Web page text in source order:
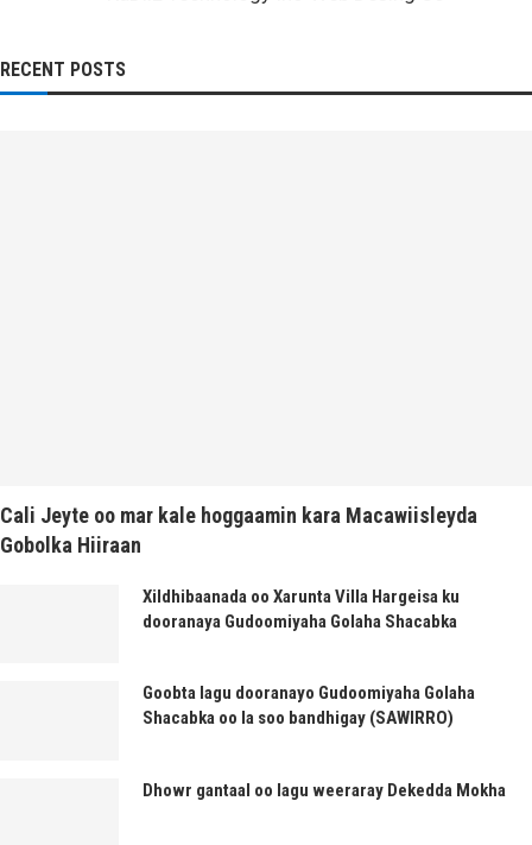
RECENT POSTS
Cali Jeyte oo mar kale hoggaamin kara Macawiisleyda
Gobolka Hiiraan
Xildhibaanada oo Xarunta Villa Hargeisa ku
dooranaya Gudoomiyaha Golaha Shacabka
Goobta lagu dooranayo Gudoomiyaha Golaha
Shacabka oo la soo bandhigay (SAWIRRO)
Dhowr gantaal oo lagu weeraray Dekedda Mokha